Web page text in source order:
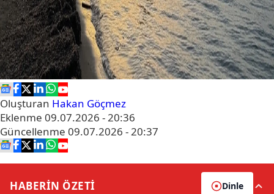
Oluşturan Hakan Göçmez
Eklenme 09.07.2026 - 20:36
Güncellenme 09.07.2026 - 20:37
HABERİN ÖZETİ Dinle